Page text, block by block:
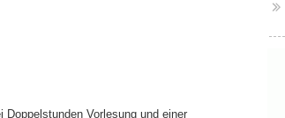
Vorlesung und einer